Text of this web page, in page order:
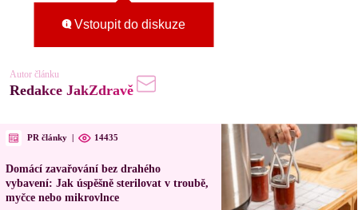
Vstoupit do diskuze
Autor článku
Redakce JakZdravě
PR články | 14435
Domácí zavařování bez drahého
vybavení: Jak úspěšně sterilovat v troubě,
myčce nebo mikrovlnce